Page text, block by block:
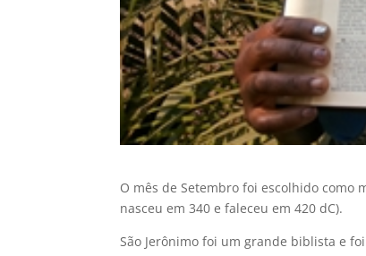
O mês de Setembro foi escolhido como
nasceu em 340 e faleceu em 420 dC).
São Jerônimo foi um grande biblista e